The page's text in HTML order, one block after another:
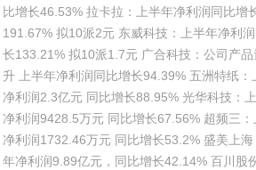
比增长46.53% 拉卡拉：上半年净利润同比增
191.67% 拟10派2元 东威科技：上半年净利
长133.21% 拟10派1.7元 广合科技：公司产品
升 上半年净利润同比增长94.39% 五洲特纸：
净利润2.3亿元 同比增长88.95% 光华科技：
净利润9428.5万元 同比增长67.56% 超频三
净利润1732.46万元 同比增长53.2% 盛美上
年净利润9.89亿元，同比增长42.14% 百川股